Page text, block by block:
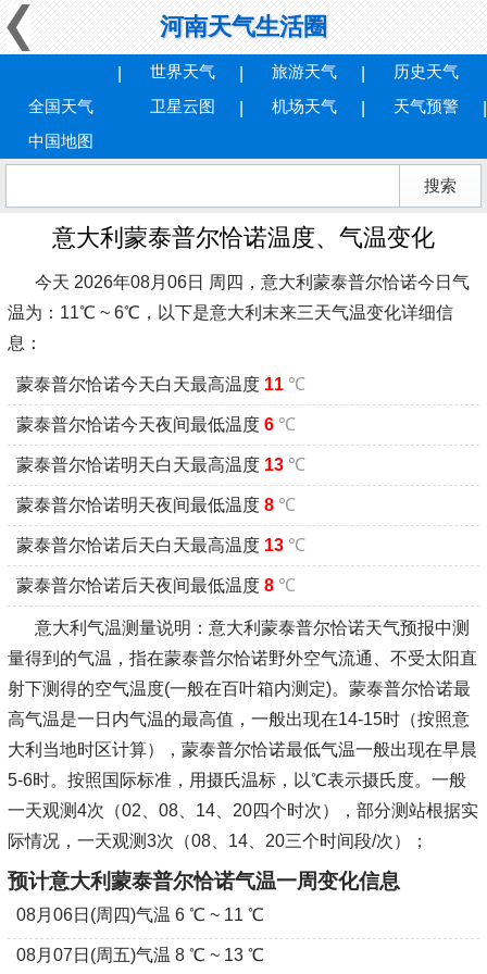
河南天气生活圈
全国天气
世界天气 旅游天气
历史天气
卫星云图
机场天气
天气预警
中国地图
意大利蒙泰普尔恰诺温度、气温变化
今天 2026年08月06日 周四，意大利蒙泰普尔恰诺今日气
温为：11℃ ~ 6℃，以下是意大利末来三天气温变化详细信
息：
蒙泰普尔恰诺今天白天最高温度 11 ℃
蒙泰普尔恰诺今天夜间最低温度 6 ℃
蒙泰普尔恰诺明天白天最高温度 13 ℃
蒙泰普尔恰诺明天夜间最低温度 8 ℃
蒙泰普尔恰诺后天白天最高温度 13 ℃
蒙泰普尔恰诺后天夜间最低温度 8 ℃
意大利气温测量说明：意大利蒙泰普尔恰诺天气预报中测
量得到的气温，指在蒙泰普尔恰诺野外空气流通、不受太阳直
射下测得的空气温度(一般在百叶箱内测定)。蒙泰普尔恰诺最
高气温是一日内气温的最高值，一般出现在14-15时（按照意
大利当地时区计算），蒙泰普尔恰诺最低气温一般出现在早晨
5-6时。按照国际标准，用摄氏温标，以℃表示摄氏度。一般
一天观测4次（02、08、14、20四个时次），部分测站根据实
际情况，一天观测3次（08、14、20三个时间段/次）；
预计意大利蒙泰普尔恰诺气温一周变化信息
08月06日(周四)气温 6 ℃ ~ 11 ℃
08月07日(周五)气温 8 ℃ ~ 13 ℃